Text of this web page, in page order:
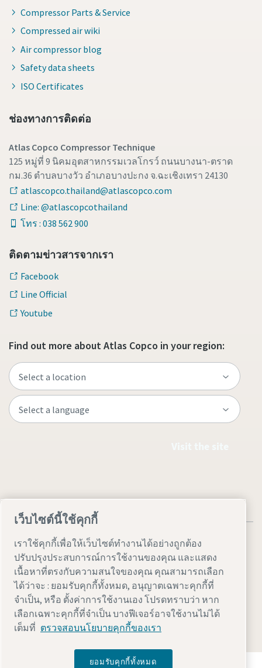
Compressor Parts & Service
Compressed air wiki
Air compressor blog
Safety data sheets
ISO Certificates
ช่องทางการติดต่อ
Atlas Copco Compressor Technique
125 หมู่ที่ 9 นิคมอุตสาหกรรมเวลโกรว์ ถนนบางนา-ตราด
กม.36 ตำบลบางวัว อำเภอบางปะกง จ.ฉะเชิงเทรา 24130
atlascopco.thailand@atlascopco.com
Line: @atlascopcothailand
โทร : 038 562 900
ติดตามข่าวสารจากเรา
Facebook
Line Official
Youtube
Find out more about Atlas Copco in your region:
Legal & Privacy Noticesตั้งค่าการใช้งานเองAccessibility
Sitemap
© 2026 Atlas Copco AB
เว็บไซต์นี้ใช้คุกกี้
เราใช้คุกกี้เพื่อให้เว็บไซต์ทำงานได้อย่างถูกต้อง
ปรับปรุงประสบการณ์การใช้งานของคุณ และแสดง
เนื้อหาที่ตรงกับความสนใจของคุณ คุณสามารถเลือก
ได้ว่าจะ : ยอมรับคุกกี้ทั้งหมด, อนุญาตเฉพาะคุกกี้ที่
จำเป็น, หรือ ตั้งค่าการใช้งานเอง โปรดทราบว่า หาก
เลือกเฉพาะคุกกี้ที่จำเป็น บางฟีเจอร์อาจใช้งานไม่ได้
เต็มที่ ตรวจสอบนโยบายคุกกี้ของเรา
ยอมรับคุกกี้ทั้งหมด